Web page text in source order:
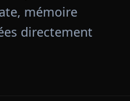
mémoire
directement